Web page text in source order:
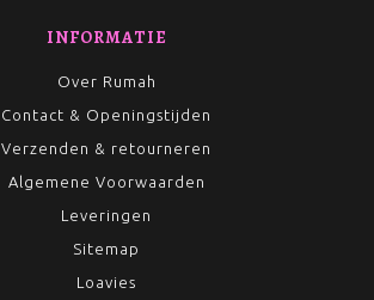
INFORMATIE
Over Rumah
Contact & Openingstijden
Verzenden & retourneren
Algemene Voorwaarden
Leveringen
Sitemap
Loavies